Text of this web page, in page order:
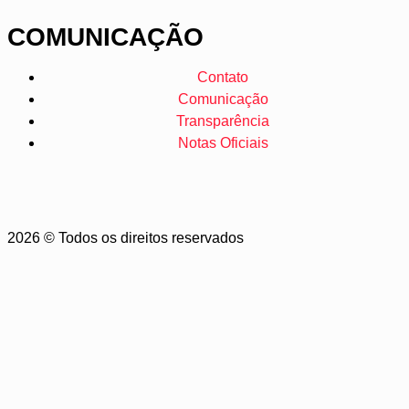
COMUNICAÇÃO
Contato
Comunicação
Transparência
Notas Oficiais
2026 © Todos os direitos reservados